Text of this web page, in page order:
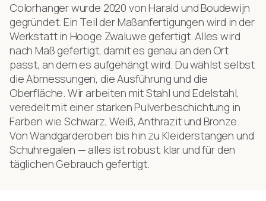
Colorhanger wurde 2020 von Harald und Boudewijn
gegründet. Ein Teil der Maßanfertigungen wird in der
Werkstatt in Hooge Zwaluwe gefertigt. Alles wird
nach Maß gefertigt, damit es genau an den Ort
passt, an dem es aufgehängt wird. Du wählst selbst
die Abmessungen, die Ausführung und die
Oberfläche. Wir arbeiten mit Stahl und Edelstahl,
veredelt mit einer starken Pulverbeschichtung in
Farben wie Schwarz, Weiß, Anthrazit und Bronze.
Von Wandgarderoben bis hin zu Kleiderstangen und
Schuhregalen — alles ist robust, klar und für den
täglichen Gebrauch gefertigt.